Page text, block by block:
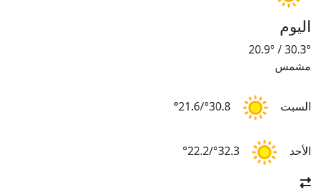
اليوم
30.3°
/
20.9°
مشمس
السبت 30.8°/21.6°
الأحد 32.3°/22.2°